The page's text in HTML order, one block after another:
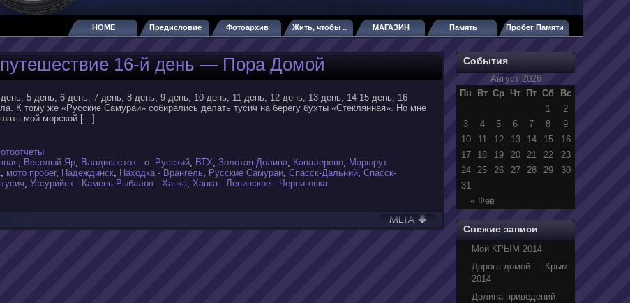
HOME Предисловие Фотоархив Жить, чтобы .. МАГАЗИН Память Пробег Памяти
16-й день — Пора Домой
5 день, 6 день, 7 день, 8 день, 9 день, 10 день, 11 день, 12 день, 13 день, 14-15 день, 16
К тому же «Русские Самураи» собирались делать тусич на берегу бухты «Стеклянная». Но мне
мой морской […]
, Веселый Яр, Владивосток - о. Русский, ВТХ, Золотая Долина, Кавалерово, Маршрут -
, мото пробег, Надеждинск, Находка - Врангель, Русские Самураи, Спасск-Дальний, Спасск-
тусич, Уссурийск - Камень-Рыбалов - Ханка, Ханка - Ленинское - Черниговка
События
Август 2026
Пн
Вт Ср Чт Пт Сб Вс
« Фев
1
2
3
4 5 6 7 8
9
10
11 12 13 14 15
16
17
18 19 20 21 22
23
24
25 26 27 28 29
30
31
Свежие записи
Мой КРЫМ 2014
Дорога домой — Крым
2014
Долина приведений